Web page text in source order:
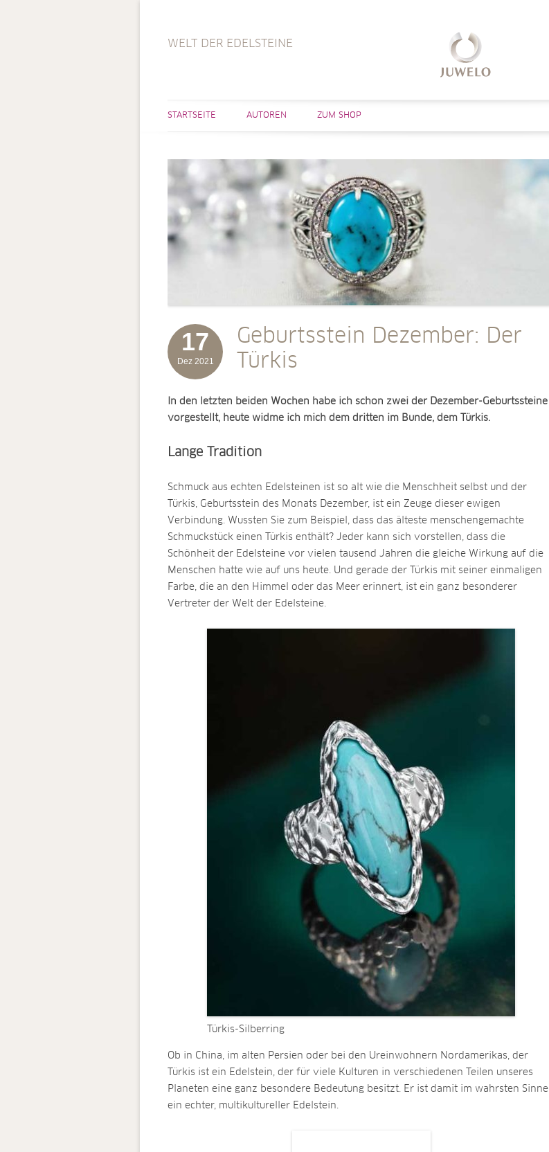
WELT DER EDELSTEINE
STARTSEITE AUTOREN ZUM SHOP
17
Dez 2021
Geburtsstein Dezember: Der
Türkis
In den letzten beiden Wochen habe ich schon zwei der Dezember-Geburtssteine
vorgestellt, heute widme ich mich dem dritten im Bunde, dem Türkis.
Lange Tradition
Schmuck aus echten Edelsteinen ist so alt wie die Menschheit selbst und der
Türkis, Geburtsstein des Monats Dezember, ist ein Zeuge dieser ewigen
Verbindung. Wussten Sie zum Beispiel, dass das älteste menschengemachte
Schmuckstück einen Türkis enthält? Jeder kann sich vorstellen, dass die
Schönheit der Edelsteine vor vielen tausend Jahren die gleiche Wirkung auf die
Menschen hatte wie auf uns heute. Und gerade der Türkis mit seiner einmaligen
Farbe, die an den Himmel oder das Meer erinnert, ist ein ganz besonderer
Vertreter der Welt der Edelsteine.
Türkis-Silberring
Ob in China, im alten Persien oder bei den Ureinwohnern Nordamerikas, der
Türkis ist ein Edelstein, der für viele Kulturen in verschiedenen Teilen unseres
Planeten eine ganz besondere Bedeutung besitzt. Er ist damit im wahrsten Sinne
ein echter, multikultureller Edelstein.